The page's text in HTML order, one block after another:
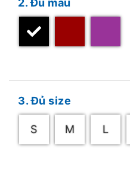
2. Đủ màu
3. Đủ size
S M L